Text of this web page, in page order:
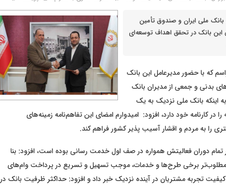
ملی ایران و صندوق تأمین
بانک در تحقق اهداف توسعه‌ای
که با حضور مدیرعامل این بانک
بدنی و جمعی از مدیران بانک
اینکه بانک ملی نزدیک به یک
کارنامه خود دارد، افزود: امیدوارم امضای این تفاهم‌نامه زمینه‌های
را به مردم و اقشار آسیب پذیر کشور فراهم کند.
تمام دوران فعالیتش همواره در صف اول خدمت رسانی بوده است، افزود: بنا
مطلوب‌تر برخی طرح‌ها و خدمات، موجب تسهیل و تسریع در پرداخت وام‌های
تجربه مشتریان در آینده نزدیک خبر داد و افزود: حداکثر ظرفیت بانک در